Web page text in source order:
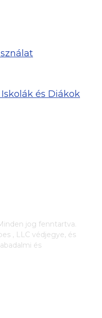
és Diákok
jog fenntartva.
, LLC védjegye, és
és